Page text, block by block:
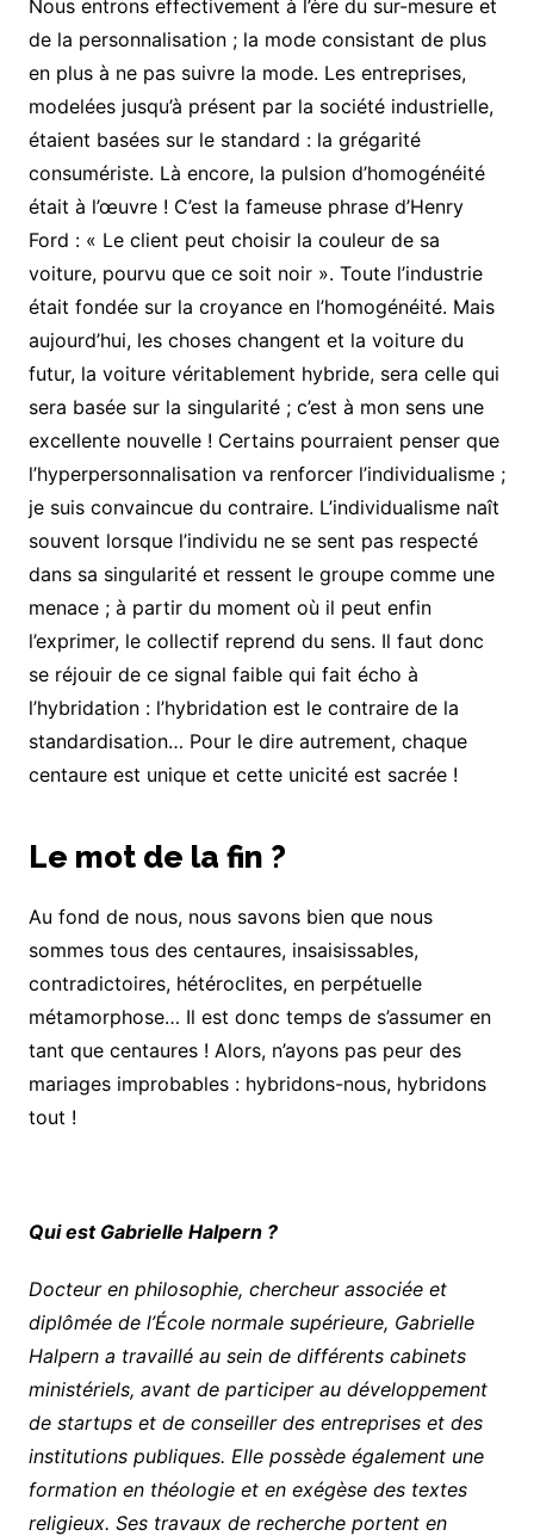
Nous entrons effectivement à l’ère du sur-mesure et
de la personnalisation ; la mode consistant de plus
en plus à ne pas suivre la mode. Les entreprises,
modelées jusqu’à présent par la société industrielle,
étaient basées sur le standard : la grégarité
consumériste. Là encore, la pulsion d’homogénéité
était à l’œuvre ! C’est la fameuse phrase d’Henry
Ford : « Le client peut choisir la couleur de sa
voiture, pourvu que ce soit noir ». Toute l’industrie
était fondée sur la croyance en l’homogénéité. Mais
aujourd’hui, les choses changent et la voiture du
futur, la voiture véritablement hybride, sera celle qui
sera basée sur la singularité ; c’est à mon sens une
excellente nouvelle ! Certains pourraient penser que
l’hyperpersonnalisation va renforcer l’individualisme ;
je suis convaincue du contraire. L’individualisme naît
souvent lorsque l’individu ne se sent pas respecté
dans sa singularité et ressent le groupe comme une
menace ; à partir du moment où il peut enfin
l’exprimer, le collectif reprend du sens. Il faut donc
se réjouir de ce signal faible qui fait écho à
l’hybridation : l’hybridation est le contraire de la
standardisation… Pour le dire autrement, chaque
centaure est unique et cette unicité est sacrée !
Le mot de la fin ?
Au fond de nous, nous savons bien que nous
sommes tous des centaures, insaisissables,
contradictoires, hétéroclites, en perpétuelle
métamorphose… Il est donc temps de s’assumer en
tant que centaures ! Alors, n’ayons pas peur des
mariages improbables : hybridons-nous, hybridons
tout !
Qui est Gabrielle Halpern ?
Docteur en philosophie, chercheur associée et
diplômée de l’École normale supérieure, Gabrielle
Halpern a travaillé au sein de différents cabinets
ministériels, avant de participer au développement
de startups et de conseiller des entreprises et des
institutions publiques. Elle possède également une
formation en théologie et en exégèse des textes
religieux. Ses travaux de recherche portent en